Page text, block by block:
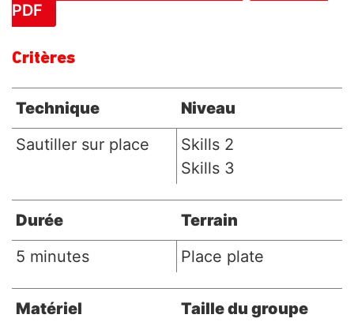
PDF
Critères
Technique
Sautiller sur place
Niveau
Skills 2
Skills 3
Durée
5 minutes
Terrain
Place plate
Matériel
Taille du groupe